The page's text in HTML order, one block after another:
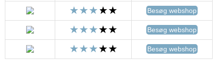
Besøg webshop
Besøg webshop
Besøg webshop